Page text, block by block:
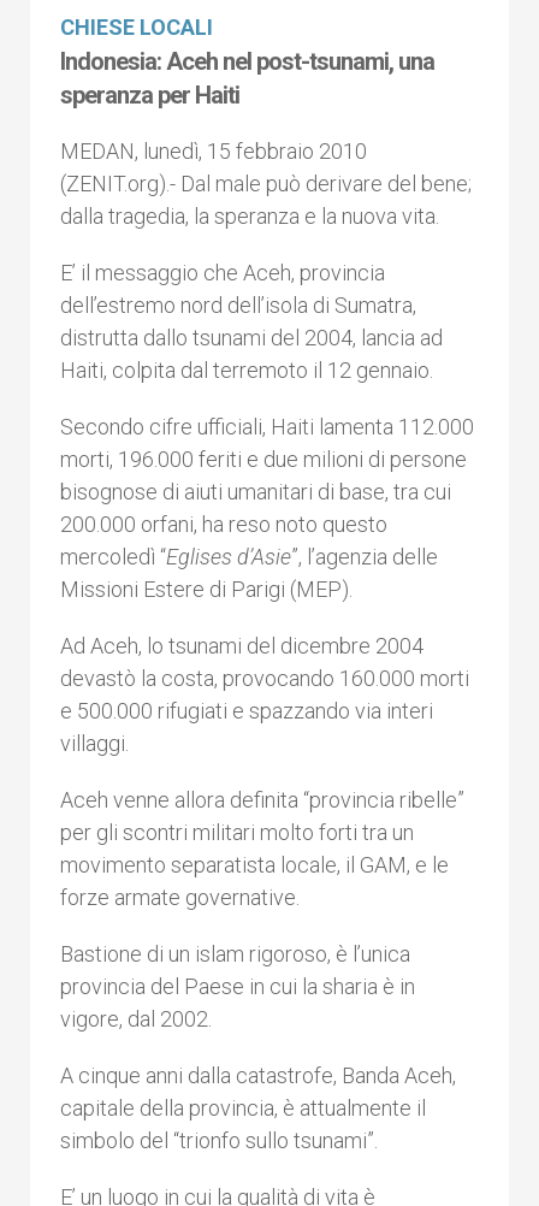
CHIESE LOCALI
Indonesia: Aceh nel post-tsunami, una
speranza per Haiti
MEDAN, lunedì, 15 febbraio 2010
(ZENIT.org).- Dal male può derivare del bene;
dalla tragedia, la speranza e la nuova vita.
E’ il messaggio che Aceh, provincia
dell’estremo nord dell’isola di Sumatra,
distrutta dallo tsunami del 2004, lancia ad
Haiti, colpita dal terremoto il 12 gennaio.
Secondo cifre ufficiali, Haiti lamenta 112.000
morti, 196.000 feriti e due milioni di persone
bisognose di aiuti umanitari di base, tra cui
200.000 orfani, ha reso noto questo
mercoledì “Eglises d’Asie”, l’agenzia delle
Missioni Estere di Parigi (MEP).
Ad Aceh, lo tsunami del dicembre 2004
devastò la costa, provocando 160.000 morti
e 500.000 rifugiati e spazzando via interi
villaggi.
Aceh venne allora definita “provincia ribelle”
per gli scontri militari molto forti tra un
movimento separatista locale, il GAM, e le
forze armate governative.
Bastione di un islam rigoroso, è l’unica
provincia del Paese in cui la sharia è in
vigore, dal 2002.
A cinque anni dalla catastrofe, Banda Aceh,
capitale della provincia, è attualmente il
simbolo del “trionfo sullo tsunami”.
E’ un luogo in cui la qualità di vita è